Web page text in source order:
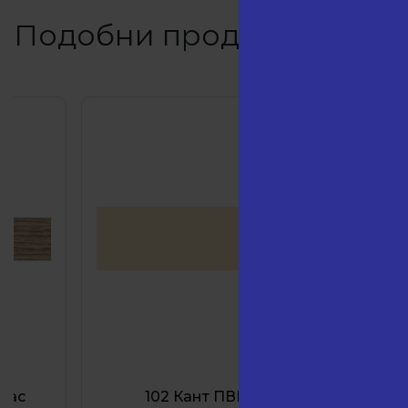
Подобни продукти
102 Кант ПВЦ Бежов